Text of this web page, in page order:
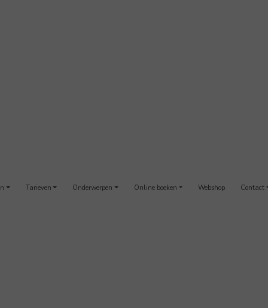
Tarieven Onderwerpen Online boeken Webshop Contact